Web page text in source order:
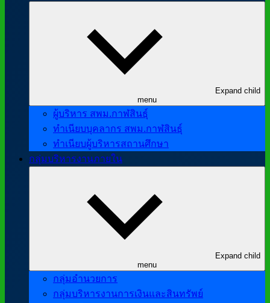
Expand child
menu
ผู้บริหาร สพม.กาฬสินธุ์
ทำเนียบบุคลากร สพม.กาฬสินธุ์
ทำเนียบผู้บริหารสถานศึกษา
กลุ่มบริหารงานภายใน
Expand child
menu
กลุ่มอำนวยการ
กลุ่มบริหารงานการเงินและสินทรัพย์